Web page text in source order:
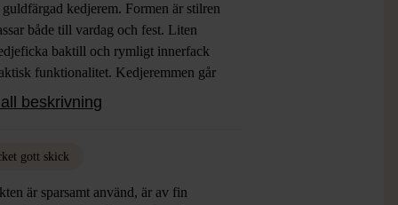
kedjerem. Formen är stilren
både till vardag och fest. Liten
baktill och rymligt innerfack
funktionalitet. Kedjeremmen går
och använda som clutch. Perfekt
för att lyfta din outfit.
beskrivning
gott skick
är sparsamt använd, är av fin